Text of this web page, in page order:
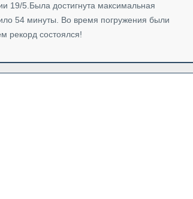
19/5.Была достигнута максимальная
54 минуты. Во время погружения были
рекорд состоялся!